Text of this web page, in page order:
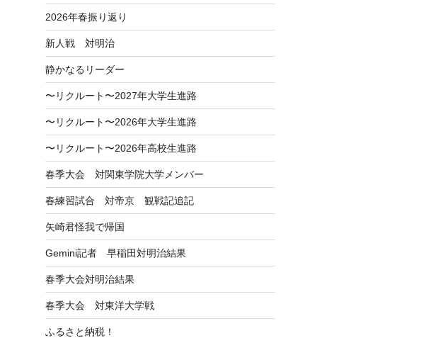
2026年春振り返り
新人戦 対明治
静かなるリーダー
〜リクルート〜2027年大学生進路
〜リクルート〜2026年大学生進路
〜リクルート〜2026年高校生進路
春季大会 対関東学院大学メンバー
春練習試合 対帝京 観戦記追記
矢崎君怪我で帰国
Gemini記者 早稲田対明治結果
春季大会対明治結果
春季大会 対東洋大学戦
ふるさと納税！